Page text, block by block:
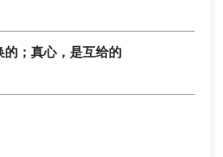
；真心，是互给的